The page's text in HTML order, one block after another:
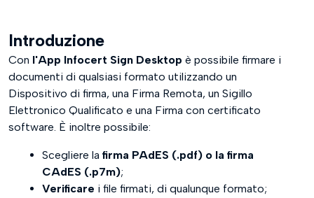
Homepage
Menu di Configurazione
Firme e Certificati
Marcature Temporali
Licenza
Elenco Certificati
Introduzione
Con l'App Infocert Sign Desktop è possibile firmare i
documenti di qualsiasi formato utilizzando un
Dispositivo di firma, una Firma Remota, un Sigillo
Elettronico Qualificato e una Firma con certificato
software. È inoltre possibile:
Scegliere la firma PAdES (.pdf) o la firma
CAdES (.p7m);
Verificare i file firmati, di qualunque formato;